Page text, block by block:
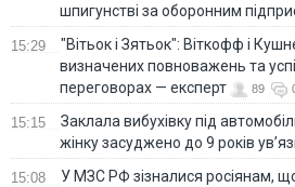
шпигунстві за оборонним
15:29
"Вітьок і Зятьок": Віткофф і
визначених повноважень та
переговорах — експерт
89
15:15
Заклала вибухівку під
жінку засуджено до 9 років
15:08
У МЗС РФ зізналися росіянам,